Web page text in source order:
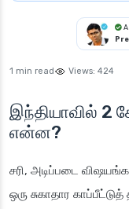
1 min read Views: 424
இந்தியாவில் 2
என்ன?
சரி, அடிப்படை
ஒரு சுகாதார